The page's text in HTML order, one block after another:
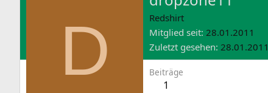
D
Redshirt
Mitglied seit 28.01.2011
Zuletzt gesehen 28.01.2011
Beiträge
1